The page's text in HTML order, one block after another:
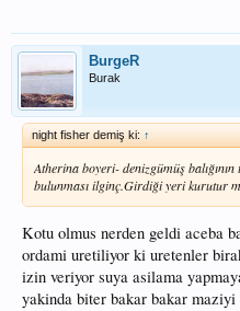
BurgeR
Burak
night fisher demiş ki: ↑
Atherina boyeri- denizgümüş
bulunması ilginç.Girdiği yeri kurutur
Kotu olmus nerden geldi aceba
ordami uretiliyor ki uretenler
izin veriyor suya asilama
yakinda biter bakar bakar